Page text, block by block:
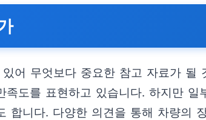
어 무엇보다 중요한 참고 자료가
도를 표현하고 있습니다. 하지만
합니다. 다양한 의견을 통해 차량의